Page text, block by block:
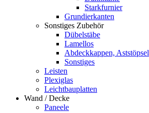
Starkfurnier
Grundierkanten
Sonstiges Zubehör
Dübelstäbe
Lamellos
Abdeckkappen, Aststöpsel
Sonstiges
Leisten
Plexiglas
Leichtbauplatten
Wand / Decke
Paneele